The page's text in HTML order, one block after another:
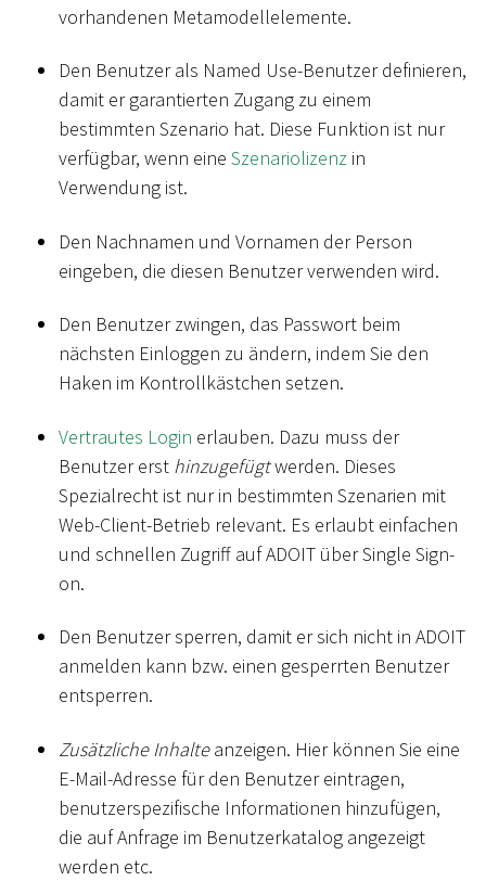
vorhandenen Metamodellelemente.
Den Benutzer als Named Use-Benutzer definieren,
damit er garantierten Zugang zu einem
bestimmten Szenario hat. Diese Funktion ist nur
verfügbar, wenn eine Szenariolizenz in
Verwendung ist.
Den Nachnamen und Vornamen der Person
eingeben, die diesen Benutzer verwenden wird.
Den Benutzer zwingen, das Passwort beim
nächsten Einloggen zu ändern, indem Sie den
Haken im Kontrollkästchen setzen.
Vertrautes Login erlauben. Dazu muss der
Benutzer erst hinzugefügtwerden. Dieses
Spezialrecht ist nur in bestimmten Szenarien mit
Web-Client-Betrieb relevant. Es erlaubt einfachen
und schnellen Zugriff auf ADOIT über Single Sign-
on.
Den Benutzer sperren, damit er sich nicht in ADOIT
anmelden kann bzw. einen gesperrten Benutzer
entsperren.
Zusätzliche Inhalteanzeigen. Hier können Sie eine
E-Mail-Adresse für den Benutzer eintragen,
benutzerspezifische Informationen hinzufügen,
die auf Anfrage im Benutzerkatalog angezeigt
werden etc.